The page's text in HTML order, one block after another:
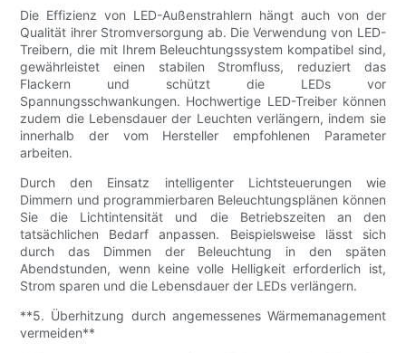
Die Effizienz von LED-Außenstrahlern hängt auch von der
Qualität ihrer Stromversorgung ab. Die Verwendung von LED-
Treibern, die mit Ihrem Beleuchtungssystem kompatibel sind,
gewährleistet einen stabilen Stromfluss, reduziert das
Flackern und schützt die LEDs vor
Spannungsschwankungen. Hochwertige LED-Treiber können
zudem die Lebensdauer der Leuchten verlängern, indem sie
innerhalb der vom Hersteller empfohlenen Parameter
arbeiten.
Durch den Einsatz intelligenter Lichtsteuerungen wie
Dimmern und programmierbaren Beleuchtungsplänen können
Sie die Lichtintensität und die Betriebszeiten an den
tatsächlichen Bedarf anpassen. Beispielsweise lässt sich
durch das Dimmen der Beleuchtung in den späten
Abendstunden, wenn keine volle Helligkeit erforderlich ist,
Strom sparen und die Lebensdauer der LEDs verlängern.
**5. Überhitzung durch angemessenes Wärmemanagement
vermeiden**